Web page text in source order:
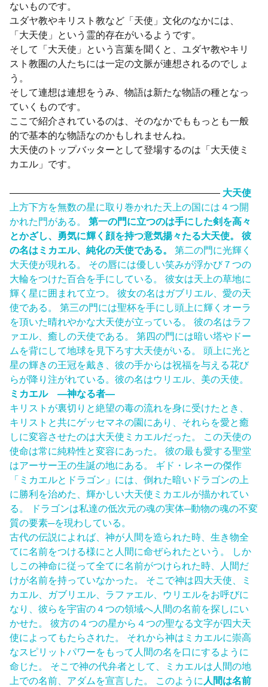
ないものです。
ユダヤ教やキリスト教など「天使」文化のなかには、
「大天使」という霊的存在がいるようです。
そして「大天使」という言葉を聞くと、ユダヤ教やキリ
スト教圏の人たちには一定の文脈が連想されるのでしょ
う。
そして連想は連想をうみ、物語は新たな物語の種となっ
ていくものです。
ここで紹介されているのは、そのなかでももっとも一般
的で基本的な物語なのかもしれませんね。
大天使のトップバッターとして登場するのは「大天使ミ
カエル」です。
—————————————————————— 大天使
上方下方を無数の星に取り巻かれた天上の国には４つ開
かれた門がある。第一の門に立つのは手にした剣を高々
とかざし、勇気に輝く顔を持つ意気揚々たる大天使。 彼
の名はミカエル、純化の天使である。
第二の門に光輝く
大天使が現れる。 その唇には優しい笑みが浮かび７つの
大輪をつけた百合を手にしている。 彼女は天上の草地に
輝く星に囲まれて立つ。 彼女の名はガブリエル、愛の天
使である。 第三の門には聖杯を手にし頭上に輝くオーラ
を頂いた晴れやかな大天使が立っている。 彼の名はラフ
ァエル、癒しの天使である。 第四の門には暗い塔やドー
ムを背にして地球を見下ろす大天使がいる。 頭上に光と
星の輝きの王冠を戴き、彼の手からは祝福を与える花び
らが降り注がれている。彼の名はウリエル、美の天使。
ミカエル ―神なる者―
キリストが裏切りと絶望の毒の流れを身に受けたとき、
キリストと共にゲッセマネの園にあり、それらを愛と癒
しに変容させたのは大天使ミカエルだった。 この天使の
使命は常に純粋性と変容にあった。 彼の最も愛する聖堂
はアーサー王の生誕の地にある。 ギド・レネーの傑作
「ミカエルとドラゴン」には、倒れた暗いドラゴンの上
に勝利を治めた、輝かしい大天使ミカエルが描かれてい
る。 ドラゴンは私達の低次元の魂の実体─動物の魂の不変
質の要素─を現わしている。
古代の伝説によれば、神が人間を造られた時、生き物全
てに名前をつける様にと人間に命ぜられたという。 しか
しこの神命に従って全てに名前がつけられた時、人間だ
けが名前を持っていなかった。 そこで神は四大天使、ミ
カエル、ガブリエル、ラファエル、ウリエルをお呼びに
なり、彼らを宇宙の４つの領域へ人間の名前を探しにい
かせた。 彼方の４つの星から４つの聖なる文字が四大天
使によってもたらされた。 それから神はミカエルに崇高
なスピリットパワーをもって人間の名を口にするように
命じた。 そこで神の代弁者として、ミカエルは人間の地
上での名前、アダムを宣言した。 このように 人間は名前